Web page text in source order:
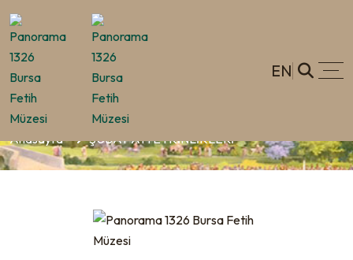
EN
ŞUBAT AYI ETKİNLİKLERİ
Anasayfa ŞUBAT AYI ETKİNLİKLERİ